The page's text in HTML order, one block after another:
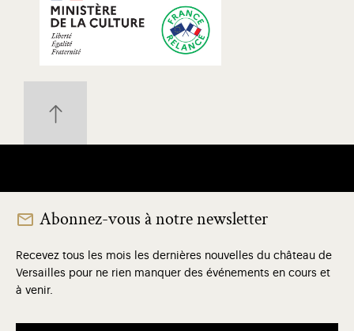
Abonnez-vous à notre newsletter
Recevez tous les mois les dernières nouvelles du château de
Versailles pour ne rien manquer des événements en cours et
à venir.